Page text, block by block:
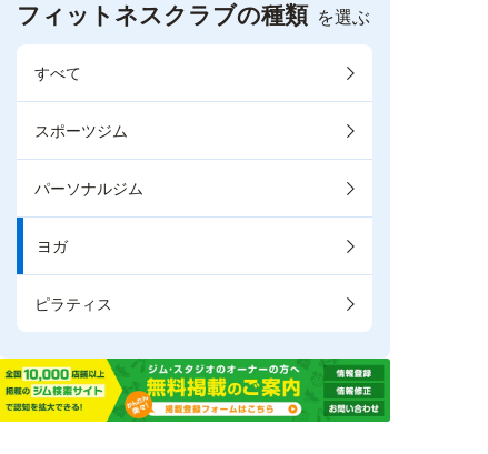
フィットネスクラブの種類 を選ぶ
すべて
スポーツジム
パーソナルジム
ヨガ
ピラティス